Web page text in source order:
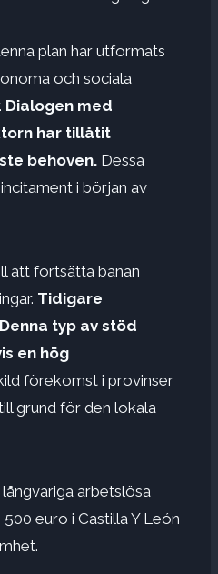
plan har utformats
och sociala
Dialogen med
har tillåtit
behoven. Dessa
i början av
att fortsätta banan
Tidigare
Denna typ av stöd
en hög
förekomst i provinser
grund för den lokala
arbetslösa
euro i Castilla Y León